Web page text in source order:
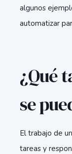
algunos
automatizar
¿Qué
se
El trabajo de
tareas y